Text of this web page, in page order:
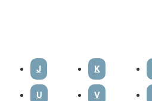
J K
U V